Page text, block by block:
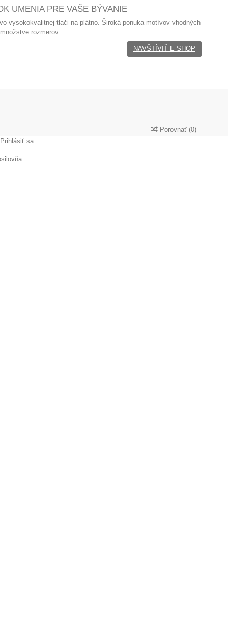
UMENIA PRE VAŠE BÝVANIE
vysokokvalitnej tlači na plátno. Široká ponuka motívov vhodných
rozmerov.
NAVŠTÍVIŤ E-SHOP
Porovnať (0)
sa